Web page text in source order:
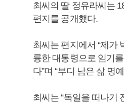
최씨의 딸 정유라씨는
편지를 공개했다.
최씨는 편지에서 “제가
륭한 대통령으로 임기
다”며 “부디 남은 삶 명
최씨는 “독일을 떠나기